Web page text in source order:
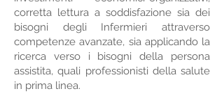
corretta lettura a soddisfazione sia dei
bisogni degli Infermieri attraverso
competenze avanzate, sia applicando la
ricerca verso i bisogni della persona
assistita, quali professionisti della salute
in prima linea.